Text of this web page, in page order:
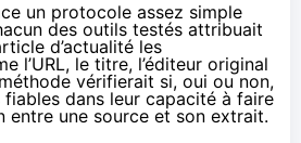
un protocole assez simple
des outils testés attribuait
d’actualité les
l’URL, le titre, l’éditeur original
vérifierait si, oui ou non,
dans leur capacité à faire
entre une source et son extrait.